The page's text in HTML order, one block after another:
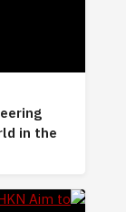
in the